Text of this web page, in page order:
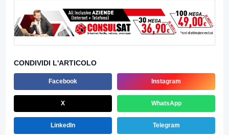
CONDIVIDI L'ARTICOLO
Facebook Instagram
X WhatsApp
LinkedIn Telegram